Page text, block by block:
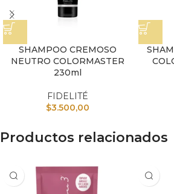
SHAMPOO CREMOSO
NEUTRO COLORMASTER
230ml
FIDELITÉ
$3.500,00
Productos relacionados